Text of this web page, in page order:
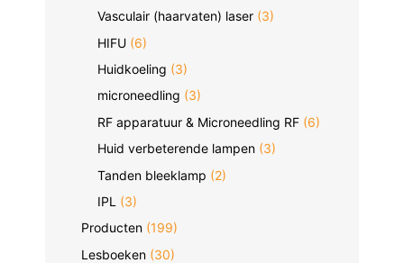
Vasculair (haarvaten) laser (3)
HIFU (6)
Huidkoeling (3)
microneedling (3)
RF apparatuur & Microneedling RF (6)
Huid verbeterende lampen (3)
Tanden bleeklamp (2)
IPL (3)
Producten (199)
Lesboeken (30)